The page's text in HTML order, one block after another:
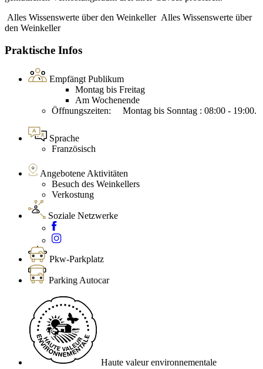
Alles Wissenswerte über den Weinkeller Alles Wissenswerte über
den Weinkeller
Praktische Infos
Empfängt Publikum
Montag bis Freitag
Am Wochenende
Öffnungszeiten: Montag bis Sonntag : 08:00 - 19:00.
Sprache
Französisch
Angebotene Aktivitäten
Besuch des Weinkellers
Verkostung
Soziale Netzwerke
Pkw-Parkplatz
Parking Autocar
Haute valeur environnementale